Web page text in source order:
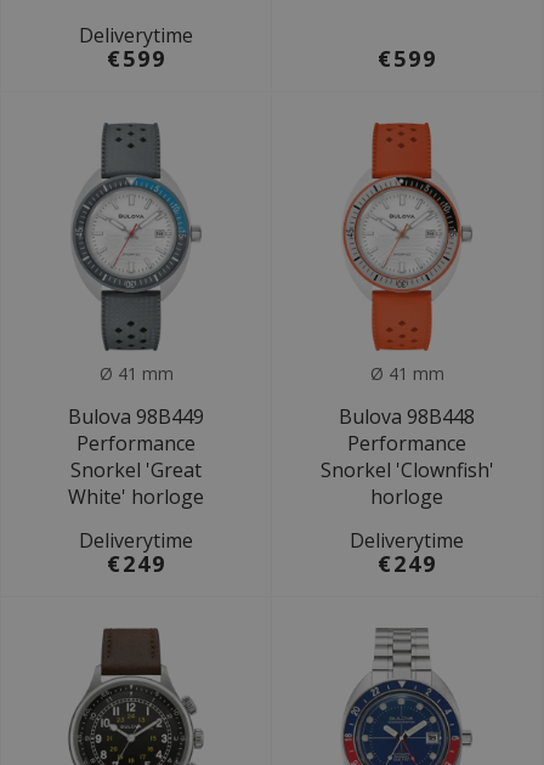
Deliverytime
€599 €599
Ø 41 mm
Bulova 98B449
Performance
Snorkel 'Great
White' horloge
Deliverytime
€249
Ø 41 mm
Bulova 98B448
Performance
Snorkel 'Clownfish'
horloge
Deliverytime
€249